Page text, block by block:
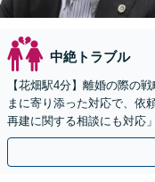
中絶トラブル
【花畑駅4分】離婚の際の
まに寄り添った対応で、依
再建に関する相談にも対応
／親権・養育費・面会交流